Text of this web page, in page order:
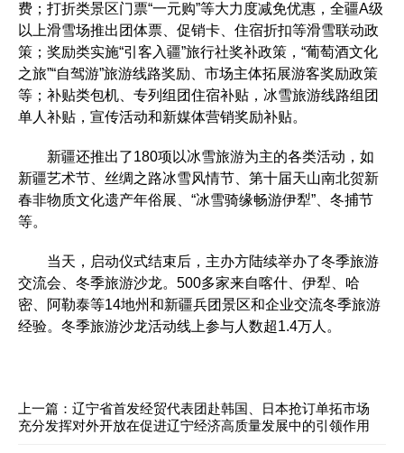
费；打折类景区门票“一元购”等大力度减免优惠，全疆A级
以上滑雪场推出团体票、促销卡、住宿折扣等滑雪联动政
策；奖励类实施“引客入疆”旅行社奖补政策，“葡萄酒文化
之旅”“自驾游”旅游线路奖励、市场主体拓展游客奖励政策
等；补贴类包机、专列组团住宿补贴，冰雪旅游线路组团
单人补贴，宣传活动和新媒体营销奖励补贴。
新疆还推出了180项以冰雪旅游为主的各类活动，如
新疆艺术节、丝绸之路冰雪风情节、第十届天山南北贺新
春非物质文化遗产年俗展、“冰雪骑缘畅游伊犁”、冬捕节
等。
当天，启动仪式结束后，主办方陆续举办了冬季旅游
交流会、冬季旅游沙龙。500多家来自喀什、伊犁、哈
密、阿勒泰等14地州和新疆兵团景区和企业交流冬季旅游
经验。冬季旅游沙龙活动线上参与人数超1.4万人。
上一篇： 辽宁省首发经贸代表团赴韩国、日本抢订单拓市场
充分发挥对外开放在促进辽宁经济高质量发展中的引领作用